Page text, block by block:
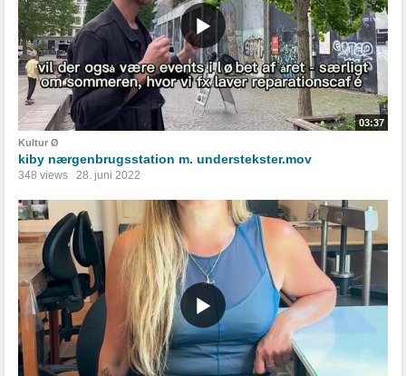
03:37
Kultur Ø
kiby nærgenbrugsstation m. understekster.mov
348 views 28. juni 2022